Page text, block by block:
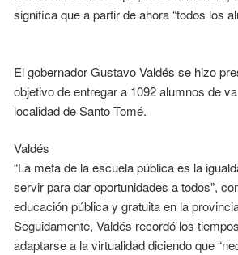
significa que a partir de ahora “todos los
El gobernador Gustavo Valdés se hizo
objetivo de entregar a 1092 alumnos de
localidad de Santo Tomé.
Valdés
“La meta de la escuela pública es la
servir para dar oportunidades a todos”,
educación pública y gratuita en la
Seguidamente, Valdés recordó los
adaptarse a la virtualidad diciendo que